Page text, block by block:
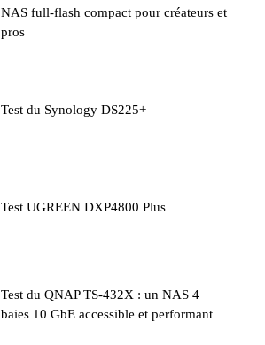
NAS full-flash compact pour créateurs et
pros
Test du Synology DS225+
Test UGREEN DXP4800 Plus
Test du QNAP TS-432X : un NAS 4
baies 10 GbE accessible et performant